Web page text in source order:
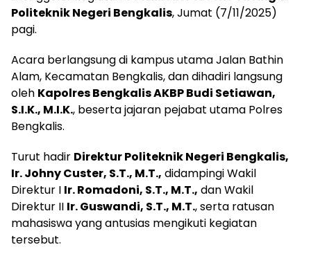
Politeknik Negeri Bengkalis, Jumat (7/11/2025)
pagi.
Acara berlangsung di kampus utama Jalan Bathin
Alam, Kecamatan Bengkalis, dan dihadiri langsung
oleh Kapolres Bengkalis AKBP Budi Setiawan,
S.I.K., M.I.K., beserta jajaran pejabat utama Polres
Bengkalis.
Turut hadir Direktur Politeknik Negeri Bengkalis,
Ir. Johny Custer, S.T., M.T., didampingi Wakil
Direktur I Ir. Romadoni, S.T., M.T., dan Wakil
Direktur II Ir. Guswandi, S.T., M.T., serta ratusan
mahasiswa yang antusias mengikuti kegiatan
tersebut.